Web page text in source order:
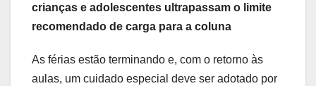
crianças e adolescentes ultrapassam o limite
recomendado de carga para a coluna
As férias estão terminando e, com o retorno às
aulas, um cuidado especial deve ser adotado por